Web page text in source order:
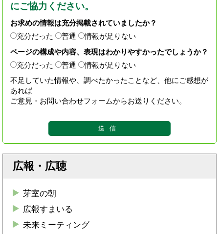
にご協力ください。
お求めの情報は充分掲載されていましたか？
充分だった
普通
情報が足りない
ページの構成や内容、表現はわかりやすかったでしょうか？
充分だった
普通
情報が足りない
不足していた情報や、調べたかったことなど、他にご感想が
あれば
ご意見・お問い合わせフォームからお送りください。
広報・広聴
芽室の朝
広報すまいる
未来ミーティング